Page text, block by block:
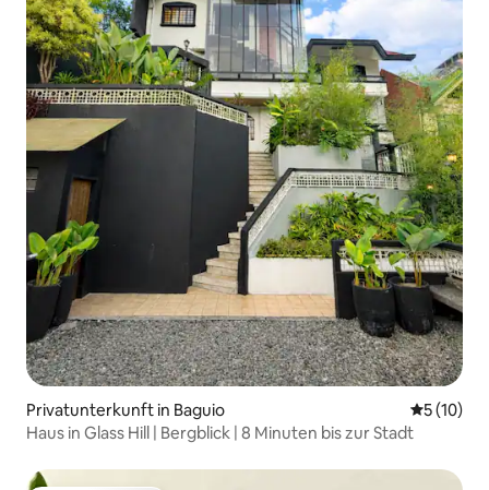
Privatunterkunft in Baguio
5 (10)
Haus in Glass Hill | Bergblick | 8 Minuten bis zur Stadt